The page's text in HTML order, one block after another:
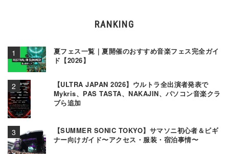
RANKING
夏フェス一覧｜夏開催のおすすめ音楽フェス完全ガイ
ド【2026】
【ULTRA JAPAN 2026】ウルトラ全出演者発表で
Mykris、PAS TASTA、NAKAJIN、パソコン音楽クラ
ブら追加
【SUMMER SONIC TOKYO】サマソニ初心者＆ビギ
ナー向けガイド〜アクセス・服装・宿泊事情〜